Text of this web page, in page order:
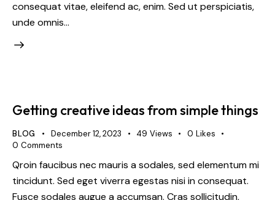
consequat vitae, eleifend ac, enim. Sed ut perspiciatis,
unde omnis…
Getting creative ideas from simple things
BLOG December 12, 2023 49 Views 0 Likes
0 Comments
Qroin faucibus nec mauris a sodales, sed elementum mi
tincidunt. Sed eget viverra egestas nisi in consequat.
Fusce sodales augue a accumsan. Cras sollicitudin,